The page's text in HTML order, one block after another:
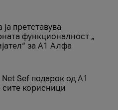
претставува
функционалност „
за А1 Алфа
Sеf подарок од А1
сите корисници